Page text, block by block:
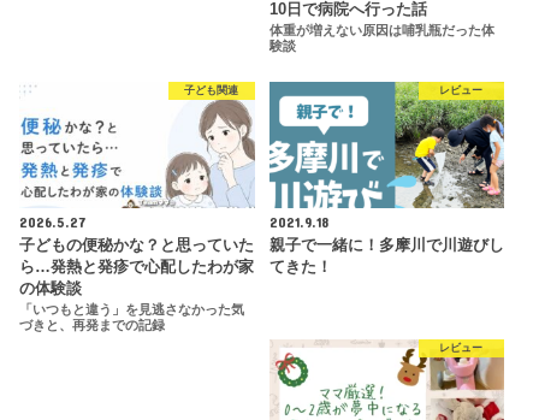
10日で病院へ行った話
体重が増えない原因は哺乳瓶だった体
験談
子ども関連
2026.5.27
子どもの便秘かな？と思っていた
ら…発熱と発疹で心配したわが家
の体験談
「いつもと違う」を見逃さなかった気
づきと、再発までの記録
レビュー
2021.9.18
親子で一緒に！多摩川で川遊びし
てきた！
レビュー